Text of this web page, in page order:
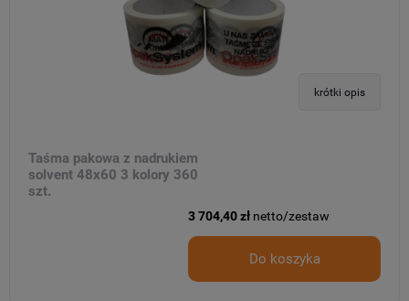
krótki opis
Taśma pakowa z nadrukiem
solvent 48x60 3 kolory 360
szt.
3 704,40 zł netto/zestaw
Do koszyka